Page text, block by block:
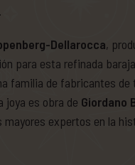
Dellarocca,
para esta refinada
familia de fabricantes
joya es obra de Giordano
mayores expertos en la